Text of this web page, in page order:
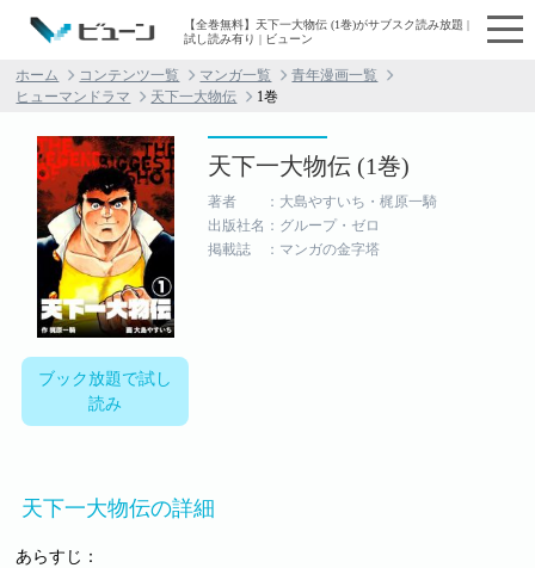
【全巻無料】天下一大物伝 (1巻)がサブスク読み放題 |
試し読み有り | ビューン
ホーム コンテンツ一覧 マンガ一覧
青年漫画一覧
ヒューマンドラマ
天下一大物伝 1巻
ブック放題で試し
読み
天下一大物伝 (1巻)
著者 ：大島やすいち・梶原一騎
出版社名：グループ・ゼロ
掲載誌 ：マンガの金字塔
天下一大物伝の詳細
あらすじ：